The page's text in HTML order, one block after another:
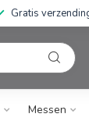
Gratis
Messen